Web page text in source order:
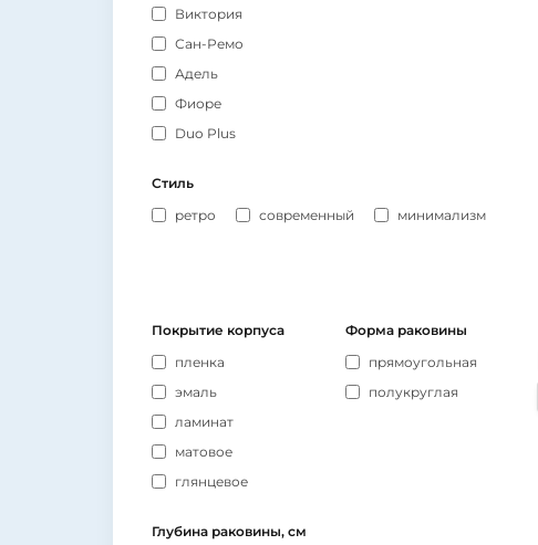
Виктория
Сан-Ремо
Адель
Фиоре
Duo Plus
Стиль
ретро
современный минимализм
Покрытие корпуса
пленка
эмаль
ламинат
матовое
глянцевое
Форма раковины
прямоугольная
полукруглая
Глубина раковины, см